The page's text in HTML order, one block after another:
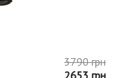
3790 грн
2653 грн